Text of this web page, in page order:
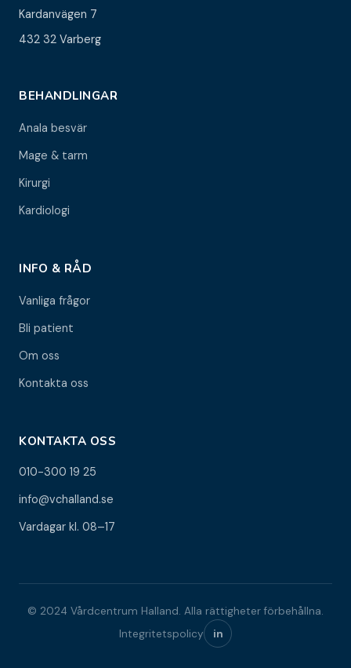
Kardanvägen 7
432 32 Varberg
BEHANDLINGAR
Anala besvär
Mage & tarm
Kirurgi
Kardiologi
INFO & RÅD
Vanliga frågor
Bli patient
Om oss
Kontakta oss
KONTAKTA OSS
010-300 19 25
info@vchalland.se
Vardagar kl. 08–17
© 2024 Vårdcentrum Halland. Alla rättigheter förbehållna.
Integritetspolicy
in